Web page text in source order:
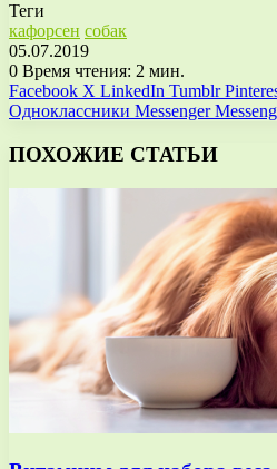
Теги
кафорсен собак
05.07.2019
0 Время чтения: 2 мин.
Facebook X LinkedIn Tumblr
Одноклассники Messenger
ПОХОЖИЕ СТАТЬИ